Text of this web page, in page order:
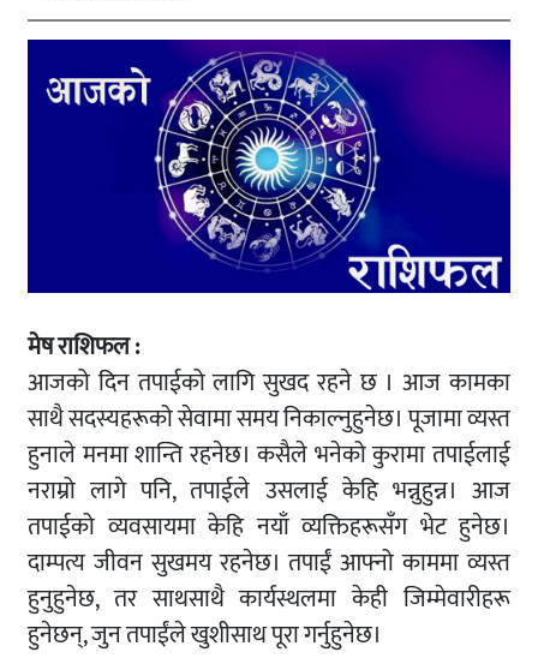
मेष राशिफल :
आजको दिन तपाईको लागि सुखद रहने छ । आज कामका
साथै सदस्यहरूको सेवामा समय निकाल्नुहुनेछ। पूजामा व्यस्त
हुनाले मनमा शान्ति रहनेछ। कसैले भनेको कुरामा तपाईलाई
नराम्रो लागे पनि, तपाईले उसलाई केहि भन्नुहुन्न। आज
तपाईको व्यवसायमा केहि नयाँ व्यक्तिहरूसँग भेट हुनेछ।
दाम्पत्य जीवन सुखमय रहनेछ। तपाईं आफ्नो काममा व्यस्त
हुनुहुनेछ, तर साथसाथै कार्यस्थलमा केही जिम्मेवारीहरू
हुनेछन्, जुन तपाईंले खुशीसाथ पूरा गर्नुहुनेछ।